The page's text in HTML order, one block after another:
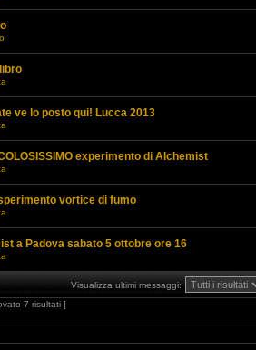
ve lo posto qui! Lucca 2013
experimento di Alchemist
vortice di fumo
a Padova sabato 5 ottobre ore 16
Visualizza ultimi messaggi:
7 risultati ]